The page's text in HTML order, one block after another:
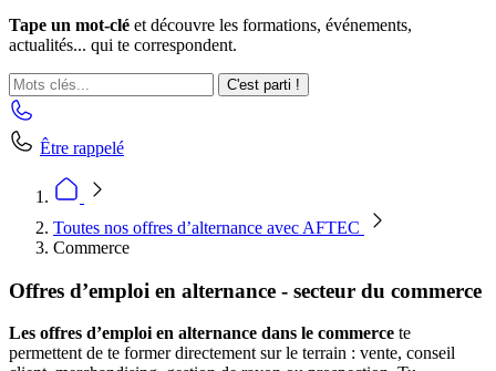
Tape un mot-clé et découvre les formations, événements,
actualités... qui te correspondent.
C'est parti !
Être rappelé
Toutes nos offres d’alternance avec AFTEC
Commerce
Offres d’emploi en alternance - secteur du commerce
Les offres d’emploi en alternance dans le commerce te
permettent de te former directement sur le terrain : vente, conseil